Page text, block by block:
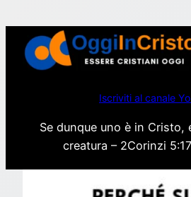
contenuto
Iscriviti al canale
Se dunque uno è in Cristo,
creatura – 2Corinzi